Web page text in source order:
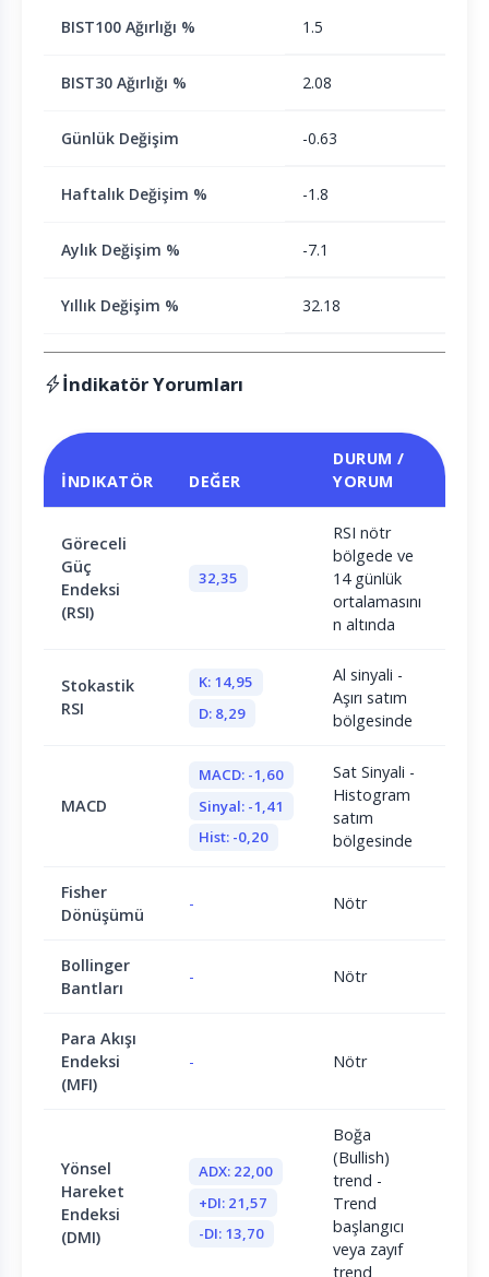
BIST100 Ağırlığı % 1.5
BIST30 Ağırlığı % 2.08
Günlük Değişim -0.63
Haftalık Değişim % -1.8
Aylık Değişim % -7.1
Yıllık Değişim % 32.18
İndikatör Yorumları
İNDIKATÖR DEĞER
DURUM /
YORUM
Göreceli
Güç
Endeksi
(RSI)
32,35
RSI nötr
bölgede ve
14 günlük
ortalamasını
n altında
Stokastik
RSI
K: 14,95
D: 8,29
Al sinyali -
Aşırı satım
bölgesinde
MACD
MACD: -1,60
Sinyal: -1,41
Hist: -0,20
Sat Sinyali -
Histogram
satım
bölgesinde
Fisher
Dönüşümü
- Nötr
Bollinger
Bantları
- Nötr
Para Akışı
Endeksi
(MFI)
- Nötr
Yönsel
Hareket
Endeksi
(DMI)
ADX: 22,00
+DI: 21,57
-DI: 13,70
Boğa
(Bullish)
trend -
Trend
başlangıcı
veya zayıf
trend